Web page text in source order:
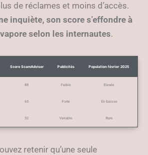
de réclames et moins d’accès.
inquiète, son score s’effondre à
selon les internautes.
Score ScamAdviser Publicités Population février 2025
88 Faible Elevée
65 Forte En baisse
52 Variable Rare
retenir qu’une seule